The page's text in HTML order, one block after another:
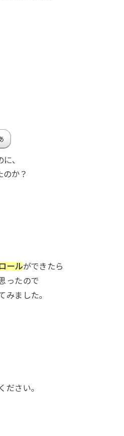
、
のか？
ールができたら
ったので
みました。
ださい。